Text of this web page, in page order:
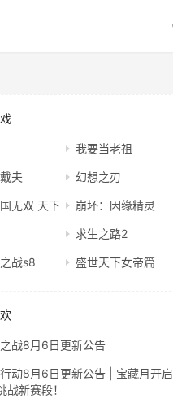
我要当老祖
夫 幻想之刃
无双 天下 崩坏：因缘精灵
求生之路2
战s8 盛世天下女帝篇
战8月6日更新公告
动8月6日更新公告 | 宝藏月开启
战新赛段！